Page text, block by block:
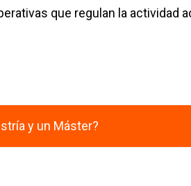
que regulan la
y un Máster?